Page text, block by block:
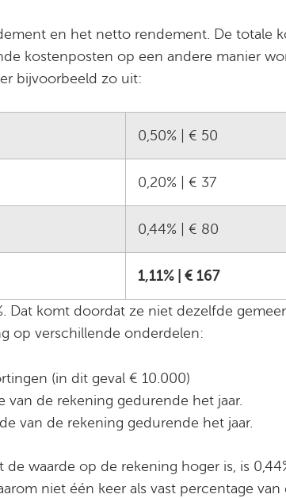
en het netto rendement. De totale
kostenposten op een andere manier
bijvoorbeeld zo uit:
0,50% | € 50
0,20% | € 37
0,44% | € 80
1,11% | € 167
Dat komt doordat ze niet dezelfde
op verschillende onderdelen:
(in dit geval € 10.000)
van de rekening gedurende het jaar.
van de rekening gedurende het jaar.
waarde op de rekening hoger is, is
niet één keer als vast percentage